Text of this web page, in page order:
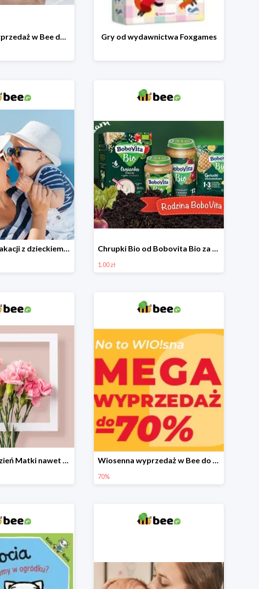
Wakacyjna wyprzedaż w Bee do -64% Gry od wydawnictwa Foxgames
Niezbędniki wakacji z dzieckiem do -30% Chrupki Bio od Bobovita Bio za 1 grosz
1.00 zł
Prezenty na Dzień Matki nawet do -40% Wiosenna wyprzedaż w Bee do -70%
70%